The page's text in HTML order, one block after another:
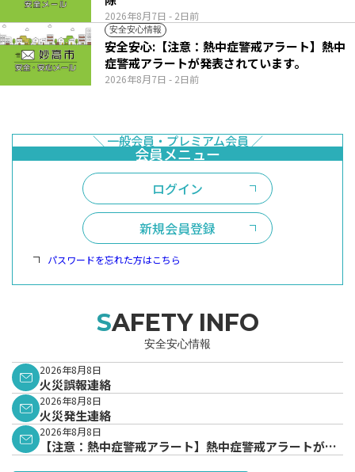
2026年8月7日 - 2日前
安全安心情報
2026年8月7日 - 2日前
安全安心:【注意：熱中症警戒アラート】熱中
症警戒アラートが発表されています。
ログイン
新規会員登録
パスワードを忘れた方はこちら
SAFETY INFO
安全安心情報
2026年8月8日
火災誤報連絡
2026年8月8日
火災発生連絡
2026年8月8日
【注意：熱中症警戒アラート】熱中症警戒アラートが発